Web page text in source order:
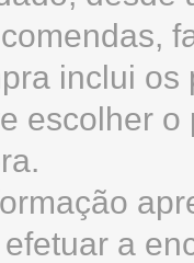
inclui os
escolher
a